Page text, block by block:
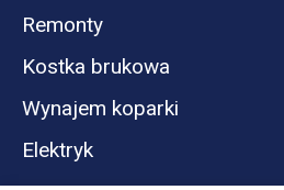
Remonty
Kostka brukowa
Wynajem koparki
Elektryk